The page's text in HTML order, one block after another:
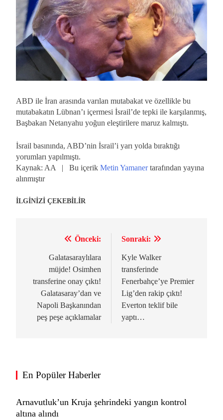
ABD ile İran arasında varılan mutabakat ve özellikle bu
mutabakatın Lübnan’ı içermesi İsrail’de tepki ile karşılanmış,
Başbakan Netanyahu yoğun eleştirilere maruz kalmıştı.
İsrail basınında, ABD’nin İsrail’i yarı yolda bıraktığı
yorumları yapılmıştı.
Kaynak: AA | Bu içerik Metin Yamanertarafından yayına
alınmıştır
İLGİNİZİ ÇEKEBİLİR
gezinmesi
Önceki:
Galatasaraylılara
müjde! Osimhen
transferine onay çıktı!
Galatasaray’dan ve
Napoli Başkanından
peş peşe açıklamalar
Sonraki:
Kyle Walker
transferinde
Fenerbahçe’ye Premier
Lig’den rakip çıktı!
Everton teklif bile
yaptı…
En Popüler Haberler
Arnavutluk’un Kruja şehrindeki yangın kontrol
altına alındı